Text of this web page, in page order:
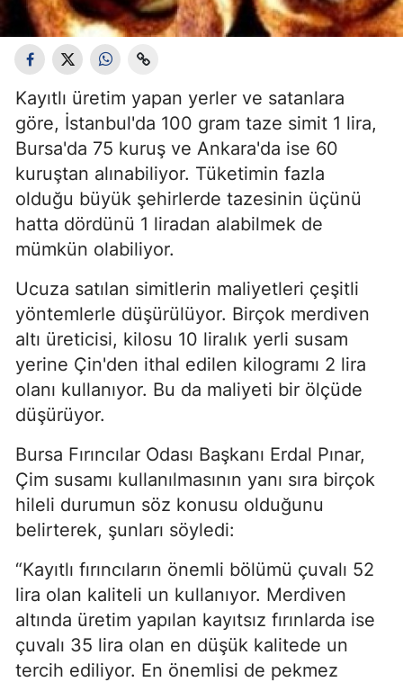
Kayıtlı üretim yapan yerler ve satanlara
göre, İstanbul'da 100 gram taze simit 1 lira,
Bursa'da 75 kuruş ve Ankara'da ise 60
kuruştan alınabiliyor. Tüketimin fazla
olduğu büyük şehirlerde tazesinin üçünü
hatta dördünü 1 liradan alabilmek de
mümkün olabiliyor.
Ucuza satılan simitlerin maliyetleri çeşitli
yöntemlerle düşürülüyor. Birçok merdiven
altı üreticisi, kilosu 10 liralık yerli susam
yerine Çin'den ithal edilen kilogramı 2 lira
olanı kullanıyor. Bu da maliyeti bir ölçüde
düşürüyor.
Bursa Fırıncılar Odası Başkanı Erdal Pınar,
Çim susamı kullanılmasının yanı sıra birçok
hileli durumun söz konusu olduğunu
belirterek, şunları söyledi:
“Kayıtlı fırıncıların önemli bölümü çuvalı 52
lira olan kaliteli un kullanıyor. Merdiven
altında üretim yapılan kayıtsız fırınlarda ise
çuvalı 35 lira olan en düşük kalitede un
tercih ediliyor. En önemlisi de pekmez